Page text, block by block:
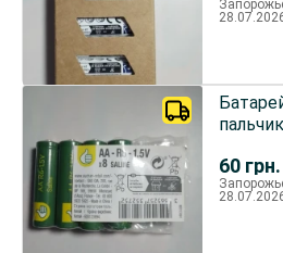
60 грн.
штуки